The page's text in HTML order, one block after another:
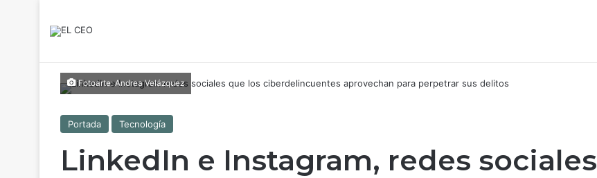
Fotoarte: Andrea Velázquez
Portada Tecnología
LinkedIn e Instagram, redes sociales